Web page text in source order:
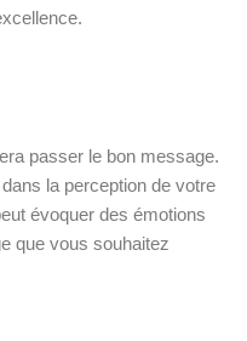
passer le bon message.
la perception de votre
évoquer des émotions
que vous souhaitez